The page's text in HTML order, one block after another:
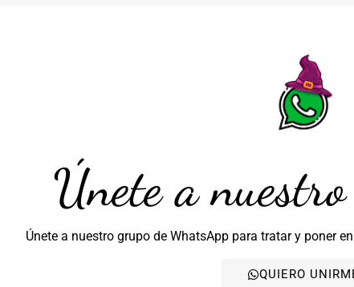
Únete a
Únete a nuestro grupo de WhatsApp para tratar y poner
QUIERO